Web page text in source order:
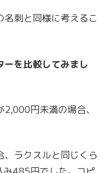
刺と同様に考えるこ
ーを比較してみまし
円未満の場合、
、ラクスルと同じくら